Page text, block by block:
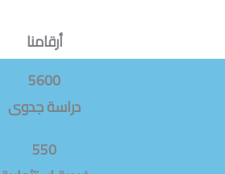
أرقامنا
5600
دراسة جدوى
550